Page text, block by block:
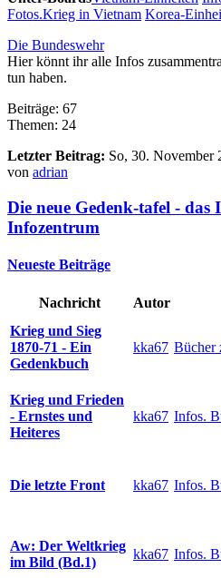
Fotos.Krieg in Vietnam Korea-
Die Bundeswehr
Hier könnt ihr alle Infos
tun haben.
Beiträge: 67
Themen: 24
Letzter Beitrag: So, 30. November
von adrian
Die neue Gedenk-tafel -
Infozentrum
Neueste Beiträge
Nachricht Autor
Krieg und Sieg
1870-71 - Ein
Gedenkbuch
kka67 Bücher
Krieg und Frieden
- Ernstes und
Heiteres
kka67 Infos.
Die letzte Front kka67 Infos.
Aw: Der Weltkrieg
im Bild (Bd.1)
kka67 Infos.